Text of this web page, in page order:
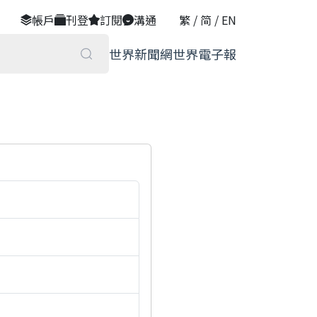
帳戶 刊登 訂閱 溝通 繁 / 简 / EN
世界新聞網世界電子報